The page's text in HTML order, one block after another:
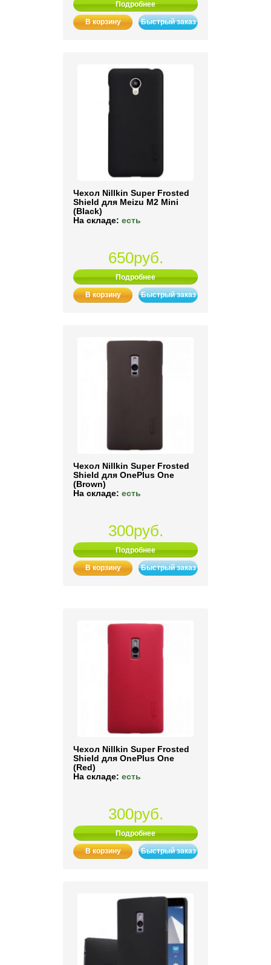
Подробнее
В корзину Быстрый заказ
Чехол Nillkin Super Frosted
Shield для Meizu M2 Mini
(Black)
На складе: есть
650руб.
Подробнее
В корзину Быстрый заказ
Чехол Nillkin Super Frosted
Shield для OnePlus One
(Brown)
На складе: есть
300руб.
Подробнее
В корзину Быстрый заказ
Чехол Nillkin Super Frosted
Shield для OnePlus One
(Red)
На складе: есть
300руб.
Подробнее
В корзину Быстрый заказ